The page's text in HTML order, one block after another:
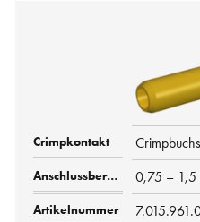
0,75 – 1,5